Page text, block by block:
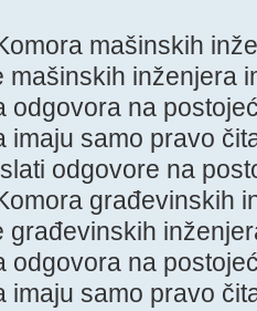
mašinskih
mašinskih inženjera
odgovora na
imaju samo pravo
odgovore na
građevinskih
građevinskih
odgovora na
imaju samo pravo